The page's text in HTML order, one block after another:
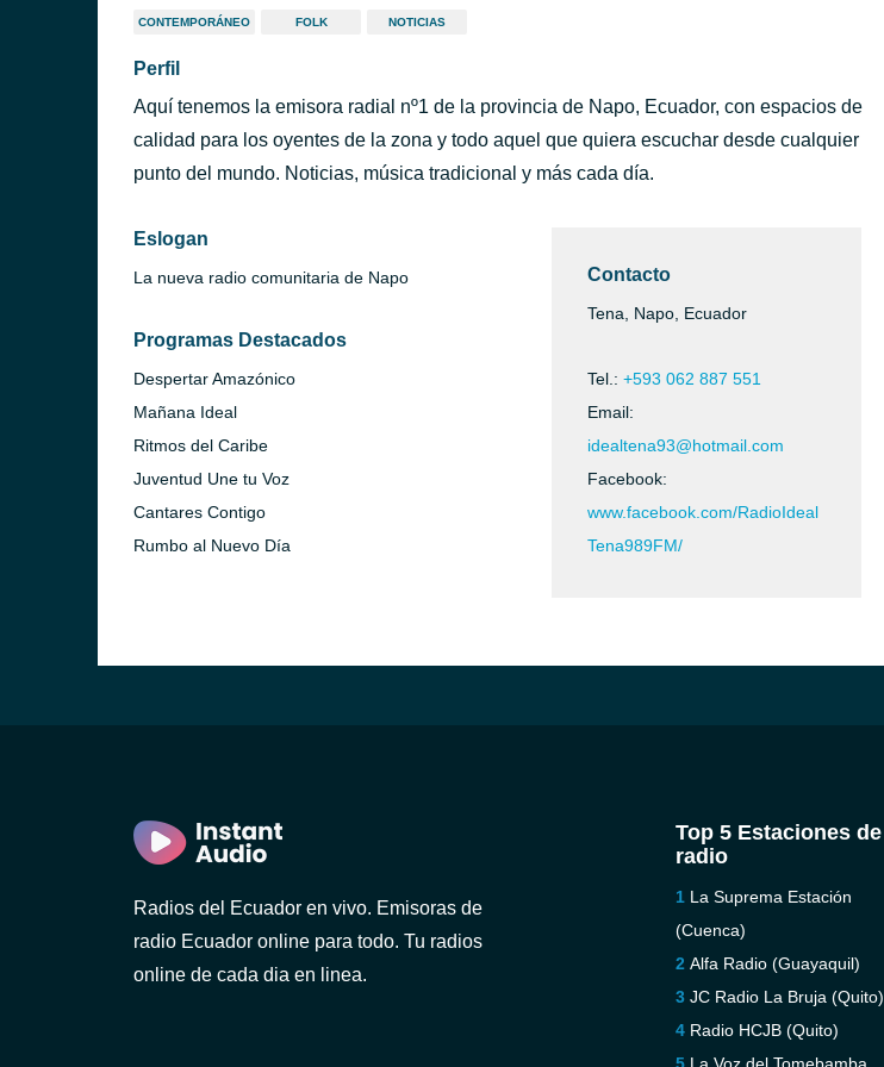
CONTEMPORÁNEO FOLK NOTICIAS
Perfil
Aquí tenemos la emisora radial nº1 de la provincia de Napo, Ecuador, con espacios de
calidad para los oyentes de la zona y todo aquel que quiera escuchar desde cualquier
punto del mundo. Noticias, música tradicional y más cada día.
Eslogan
La nueva radio comunitaria de Napo
Programas Destacados
Despertar Amazónico
Mañana Ideal
Ritmos del Caribe
Juventud Une tu Voz
Cantares Contigo
Rumbo al Nuevo Día
Contacto
Tena, Napo, Ecuador
Tel.: +593 062 887 551
Email:
idealtena93@hotmail.com
Facebook:
www.facebook.com/RadioIdeal
Tena989FM/
Radios del Ecuador en vivo. Emisoras de
radio Ecuador online para todo. Tu radios
online de cada dia en linea.
Top 5 Estaciones de
radio
La Suprema Estación
(Cuenca)
Alfa Radio (Guayaquil)
JC Radio La Bruja (Quito)
Radio HCJB (Quito)